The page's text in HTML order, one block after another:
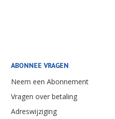
ABONNEE VRAGEN
Neem een Abonnement
Vragen over betaling
Adreswijziging